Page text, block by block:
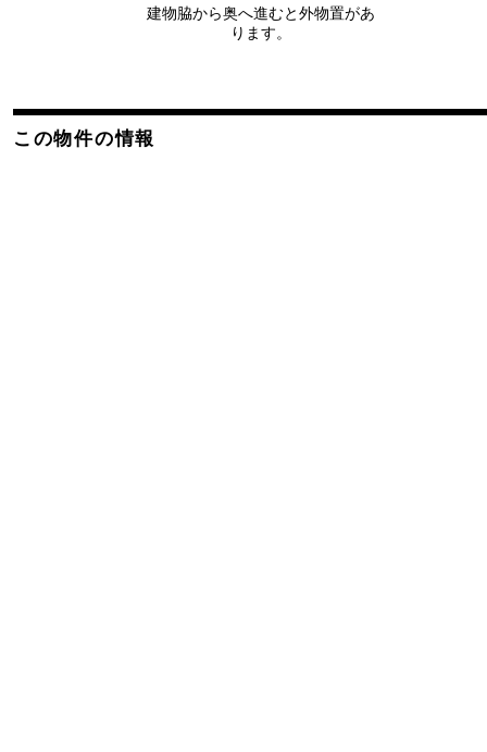
建物脇から奥へ進むと外物置があ
ります。
この物件の情報